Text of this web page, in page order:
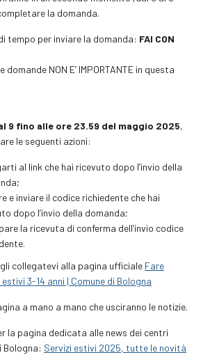
la domanda.
tempo per inviare la domanda: FAI CON
domande NON E’ IMPORTANTE in questa
9 fino alle ore 23.59 del maggio 2025,
le seguenti azioni:
al link che hai ricevuto dopo l’invio della
e inviare il codice richiedente che hai
dopo l’invio della domanda;
la ricevuta di conferma dell’invio codice
collegatevi alla pagina ufficiale Fare
estivi 3-14 anni | Comune di Bologna
a mano a mano che usciranno le notizie.
la pagina dedicata alle news dei centri
Bologna: Servizi estivi 2025, tutte le novità